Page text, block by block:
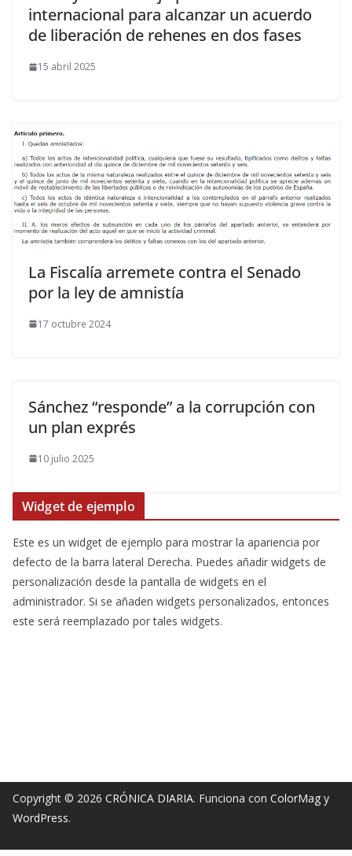
internacional para alcanzar un acuerdo
de liberación de rehenes en dos fases
15 abril 2025
La Fiscalía arremete contra el Senado
por la ley de amnistía
17 octubre 2024
Sánchez “responde” a la corrupción con
un plan exprés
10 julio 2025
Widget de ejemplo
Este es un widget de ejemplo para mostrar la apariencia por
defecto de la barra lateral Derecha. Puedes añadir widgets de
personalización desde la pantalla de widgets en el
administrador. Si se añaden widgets personalizados, entonces
este será reemplazado por tales widgets.
Copyright © 2026 CRÓNICA DIARIA. Funciona con ColorMag y
WordPress.